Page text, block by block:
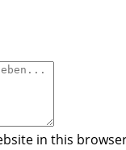
in this